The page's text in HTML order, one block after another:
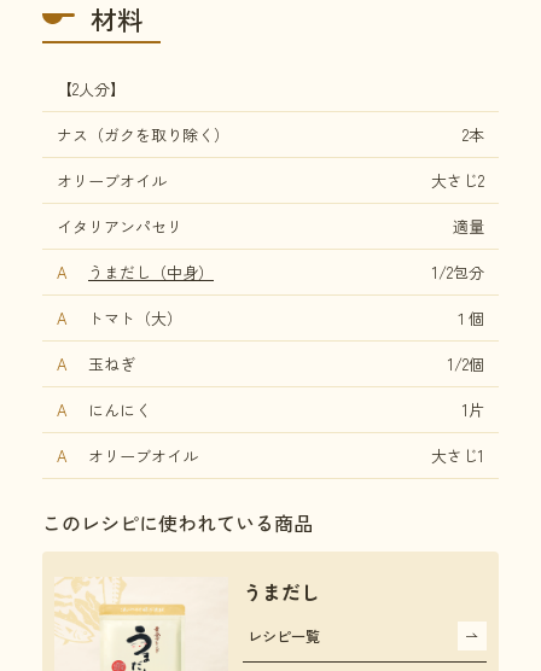
材料
【2人分】
ナス（ガクを取り除く）
2本
オリーブオイル
大さじ2
イタリアンパセリ
適量
A
うまだし（中身）
1/2包分
A
トマト（大）
１個
A
玉ねぎ
1/2個
A
にんにく
1片
A
オリーブオイル 大さじ1
このレシピに使われている商品
うまだし
レシピ一覧